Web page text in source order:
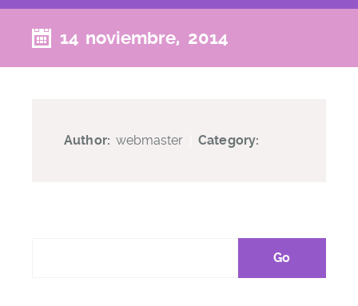
14 noviembre, 2014
Author:webmaster Category: